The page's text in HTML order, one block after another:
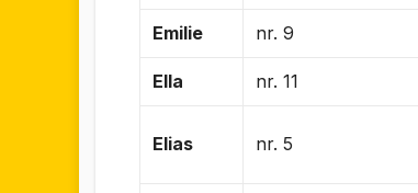
Emilie nr. 9
Ella nr. 11
Elias nr. 5